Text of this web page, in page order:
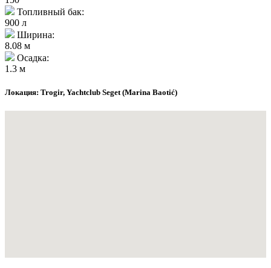
Топливный бак:
900 л
Ширина:
8.08 м
Осадка:
1.3 м
Локация: Trogir, Yachtclub Seget (Marina Baotić)